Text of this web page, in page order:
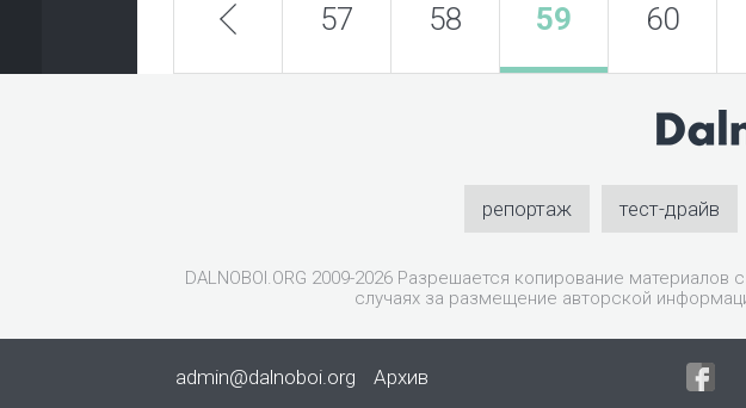
prev 57 58 59 60
репортаж тест-драйв
DALNOBOI.ORG 2009-2026 Разрешается копирование
случаях за размещение авторской
admin@dalnoboi.org Архив